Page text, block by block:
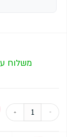
משלוח
-
+